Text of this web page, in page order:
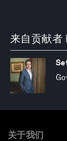
来自贡献者
关于我们